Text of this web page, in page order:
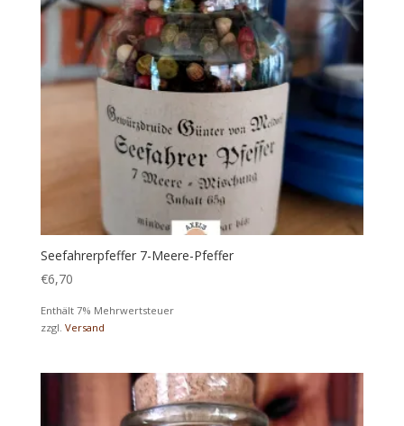
Seefahrerpfeffer 7-Meere-Pfeffer
€6,70
Enthält 7% Mehrwertsteuer
zzgl. Versand